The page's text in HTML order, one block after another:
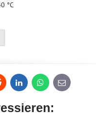
°C
LinkedInWhatsApp
E-
mail